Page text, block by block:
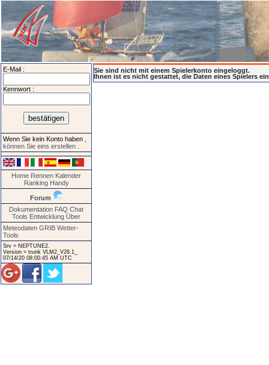
E-Mail :
Kennwort :
Wenn Sie kein Konto haben
können Sie eins erstellen
Home Rennen Kalender
Ranking Handy
Forum
Dokumentation FAQ Chat
Tools Entwicklung Über
Meteodaten GRIB Wetter-
Tools
Srv = NEPTUNE2.
Version = trunk VLM2_V28.1_
07/14/20 08:00:45 AM UTC
Sie sind nicht mit einem Spielerkonto eingeloggt.
Ihnen ist es nicht gestattet, die Daten eines Spielers